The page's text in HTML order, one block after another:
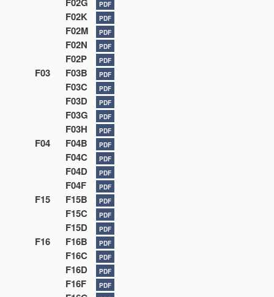
PDF
F02K PDF
F02M PDF
F02N PDF
F02P PDF
F03 F03B PDF
F03C PDF
F03D PDF
F03G PDF
F03H PDF
F04 F04B PDF
F04C PDF
F04D PDF
F04F PDF
F15 F15B PDF
F15C PDF
F15D PDF
F16 F16B PDF
F16C PDF
F16D PDF
F16F PDF